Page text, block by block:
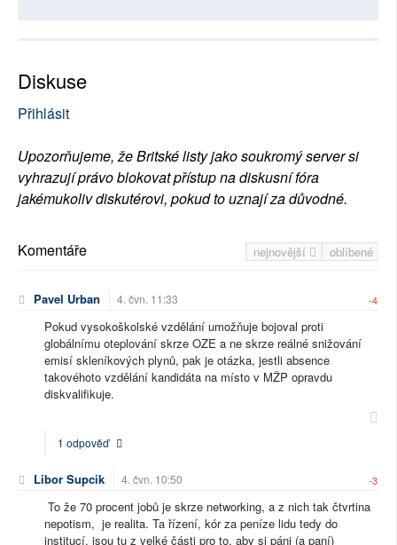
Diskuse
Přihlásit
Upozorňujeme, že Britské listy jako soukromý server si
vyhrazují právo blokovat přístup na diskusní fóra
jakémukoliv diskutérovi, pokud to uznají za důvodné.
nejnovější oblíbené
Komentáře
Pavel Urban 4. čvn. 11:33 -4
Pokud vysokoškolské vzdělání umožňuje bojoval proti
globálnímu oteplování skrze OZE a ne skrze reálné snižování
emisí skleníkových plynů, pak je otázka, jestli absence
takovéhoto vzdělání kandidáta na místo v MŽP opravdu
diskvalifikuje.
1 odpověď
Libor Supcik 4. čvn. 10:50 -3
To že 70 procent jobů je skrze networking, a z nich tak čtvrtina
nepotism, je realita. Ta řízení, kór za peníze lidu tedy do
institucí. jsou tu z velké části pro to, aby si páni (a paní)